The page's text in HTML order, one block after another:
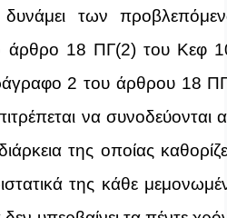
των
άρθρο 18 ΠΓ(2) του Κεφ
2 του άρθρου 18
να συνοδεύονται
της οποίας
της κάθε